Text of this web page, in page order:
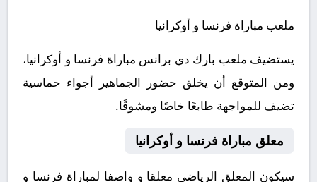
ملعب مباراة فرنسا و أوكرانيا
يستضيف ملعب بارك دي برانس مباراة فرنسا و أوكرانيا،
ومن المتوقع أن يخلق حضور الجماهير أجواء حماسية
تضيف للمواجهة طابعًا خاصًا ومشوقًا.
معلق مباراة فرنسا و أوكرانيا
سيكون المعلق الرياضي معلقا و واصفا لمباراة فرنسا و